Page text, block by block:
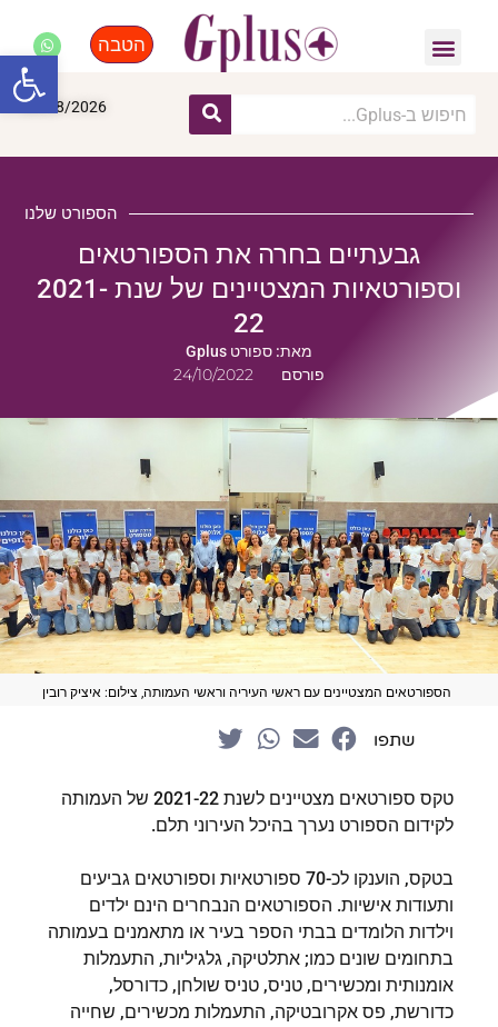
הטבה
09/08/2026
הספורט שלנו
גבעתיים בחרה את הספורטאים
וספורטאיות המצטיינים של שנת 2021-
22
מאת: ספורט Gplus
פורסם 24/10/2022
הספורטאים המצטיינים עם ראשי העיריה וראשי העמותה, צילום: איציק רובין
שתפו
טקס ספורטאים מצטיינים לשנת 2021-22 של העמותה
לקידום הספורט נערך בהיכל העירוני תלם.
בטקס, הוענקו לכ-70 ספורטאיות וספורטאים גביעים
ותעודות אישיות. הספורטאים הנבחרים הינם ילדים
וילדות הלומדים בבתי הספר בעיר או מתאמנים בעמותה
בתחומים שונים כמו; אתלטיקה, גלגיליות, התעמלות
אומנותית ומכשירים, טניס, טניס שולחן, כדורסל,
כדורשת, פס אקרובטיקה, התעמלות מכשירים, שחייה
פתח